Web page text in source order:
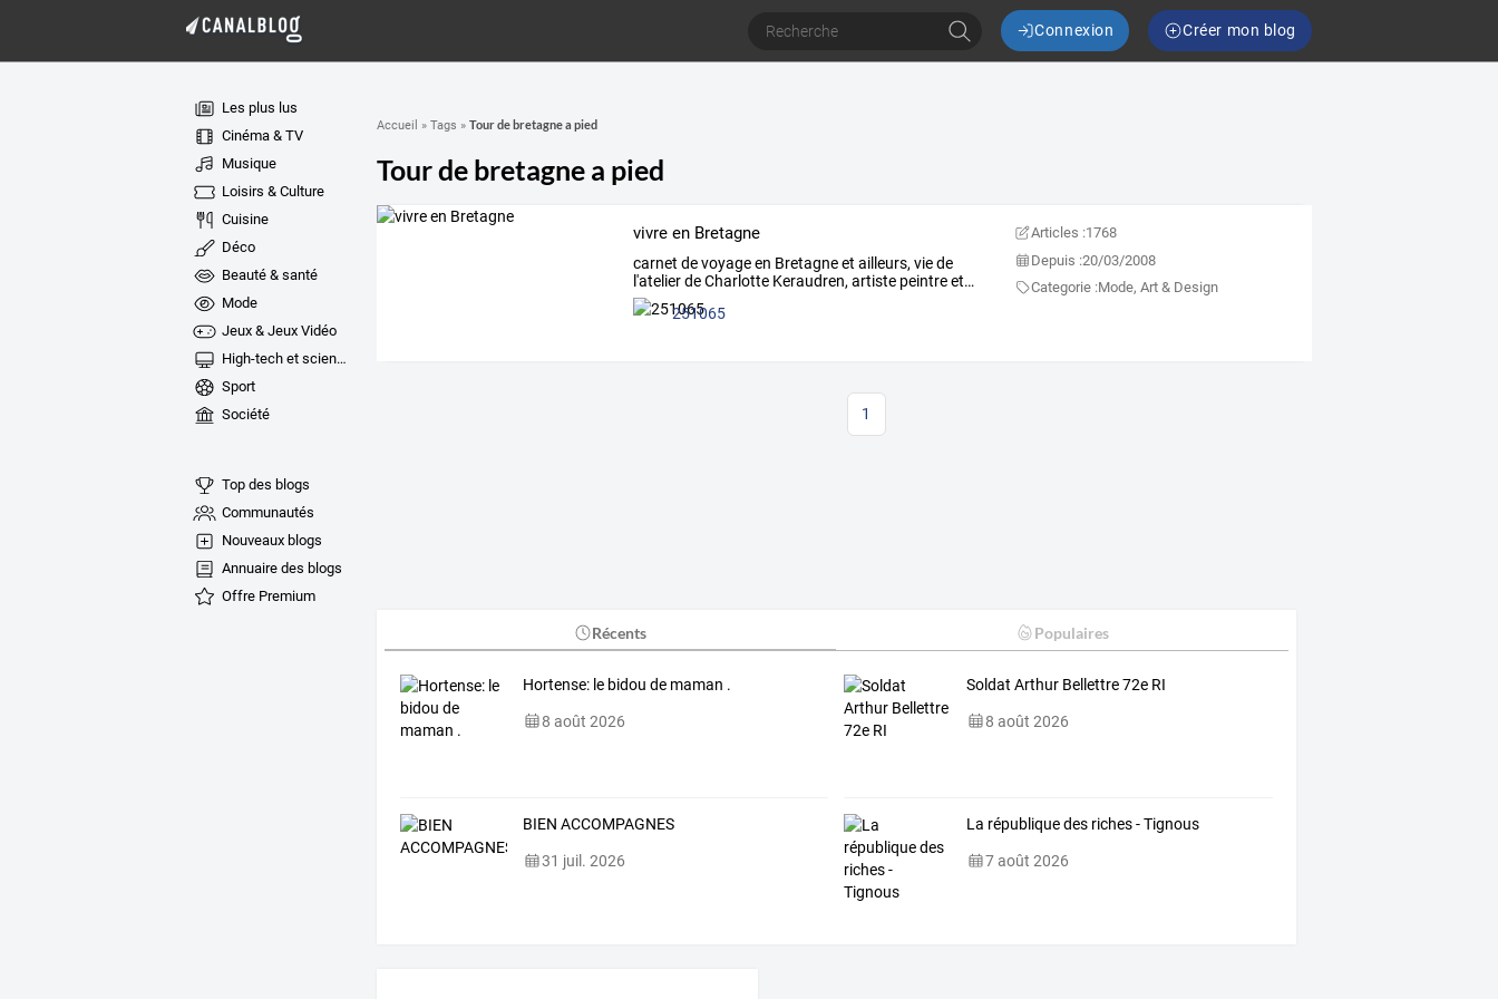
Connexion Créer mon blog
Les plus lus
Cinéma & TV
Musique
Loisirs & Culture
Cuisine
Déco
Beauté & santé
Mode
Jeux & Jeux Vidéo
High-tech et sciences
Sport
Société
Top des blogs
Communautés
Nouveaux blogs
Annuaire des blogs
Offre Premium
Accueil » Tags » Tour de bretagne a pied
Tour de bretagne a pied
vivre en Bretagne
carnet devoyageen Bretagneet ailleurs, viede
l'atelierdeCharlotte Keraudren, artiste peintreet…
251065
Articles :1768
Depuis :20/03/2008
Categorie :Mode, Art & Design
1
Récents Populaires
Hortense: le bidou de maman .
8 août 2026
Soldat Arthur Bellettre 72e RI
8 août 2026
BIEN ACCOMPAGNES
31 juil. 2026
La république des riches - Tignous
7 août 2026